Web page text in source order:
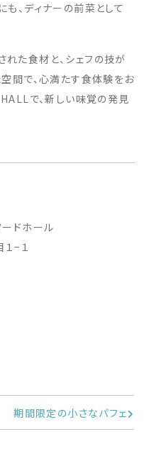
、ディナーの前菜として
食材と、シェフの技が
間で、心満たす食体験をお
で、新しい味覚の発見
ドホール
−１
期間限定の小さなパフェ